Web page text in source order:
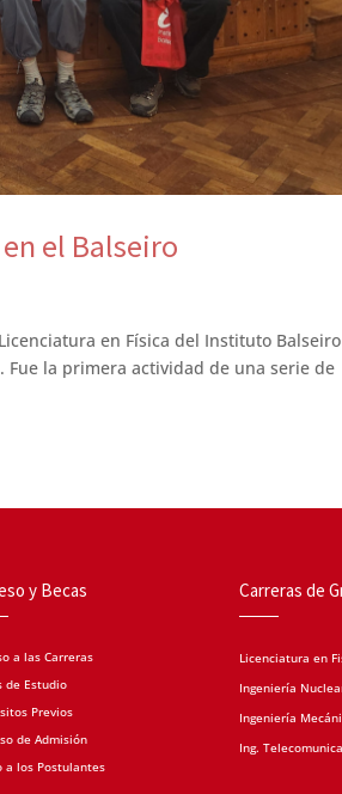
el Balseiro
en Física del Instituto
Fue la primera actividad de una serie de
y Becas
a las Carreras
de Estudio
Previos
de Admisión
a los Postulantes
Carreras de
Licenciatura en
Ingeniería
Ingeniería
Ing.